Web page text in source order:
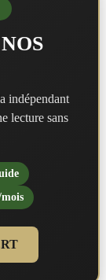
indépendant
lecture sans